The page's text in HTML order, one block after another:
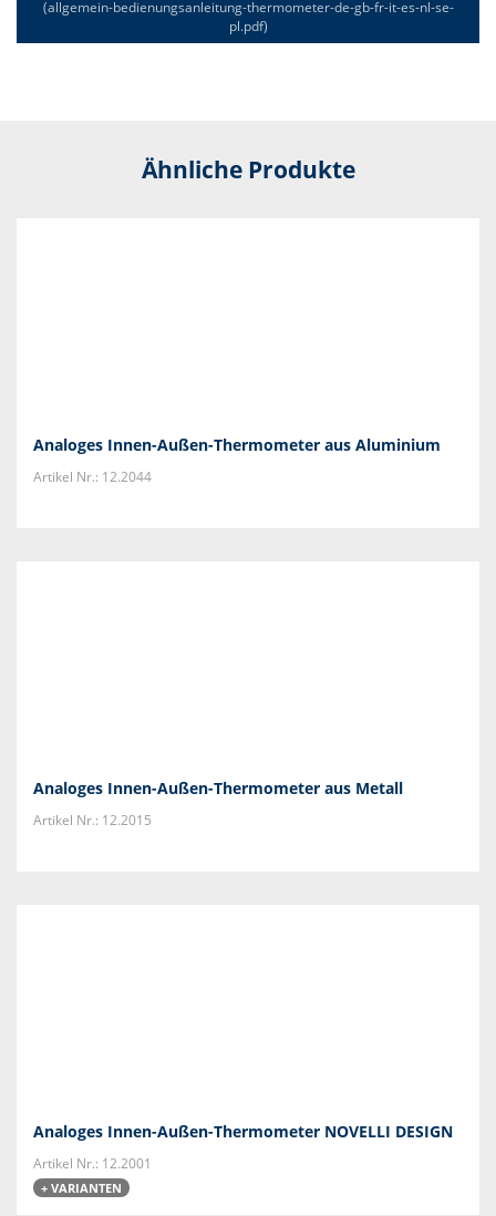
(allgemein-bedienungsanleitung-thermometer-de-gb-fr-it-es-nl-se-
pl.pdf)
Ähnliche Produkte
Analoges Innen-Außen-Thermometer aus Aluminium
Artikel Nr.: 12.2044
Analoges Innen-Außen-Thermometer aus Metall
Artikel Nr.: 12.2015
Analoges Innen-Außen-Thermometer NOVELLI DESIGN
Artikel Nr.: 12.2001
+ VARIANTEN